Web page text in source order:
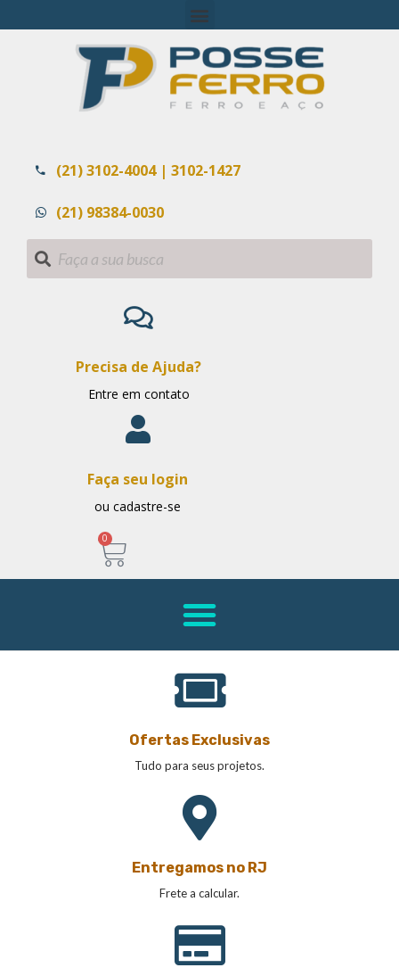
(21) 3102-4004 | 3102-1427
(21) 98384-0030
Precisa de Ajuda?
Entre em contato
Faça seu login
ou cadastre-se
0
Ofertas Exclusivas
Tudo para seus projetos.
Entregamos no RJ
Frete a calcular.